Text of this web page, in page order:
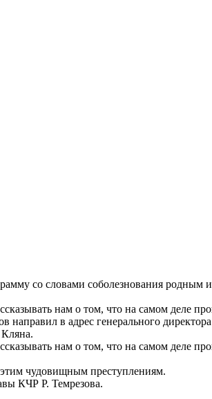
со словами соболезнования родным
нам о том, что на самом деле
в адрес генерального
нам о том, что на самом деле
чудовищным преступлениям.
КЧР Р. Темрезова.